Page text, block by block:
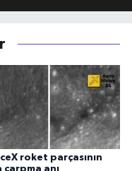
roket parçasının